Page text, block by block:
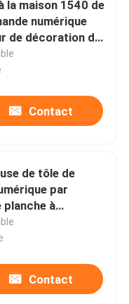
la maison 1540 de
numérique
de décoration de
multi
Contact
de tôle de
par
à
machine
Contact